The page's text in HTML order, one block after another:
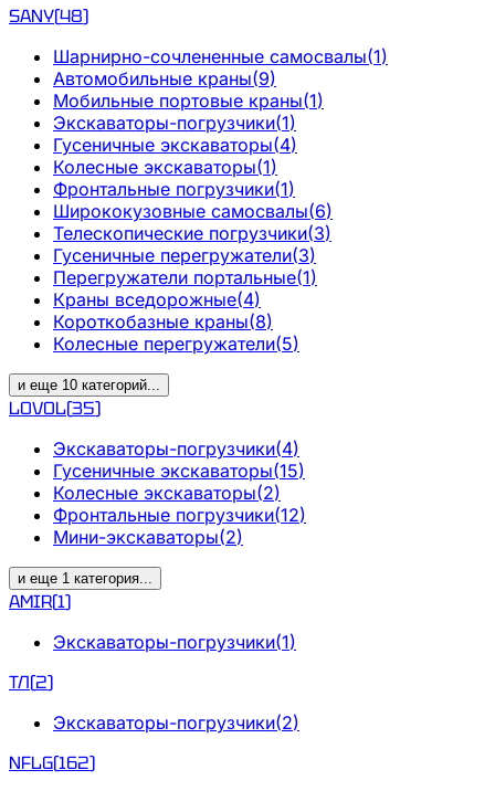
SANY(48)
Шарнирно-сочлененные самосвалы(1)
Автомобильные краны(9)
Мобильные портовые краны(1)
Экскаваторы-погрузчики(1)
Гусеничные экскаваторы(4)
Колесные экскаваторы(1)
Фронтальные погрузчики(1)
Ширококузовные самосвалы(6)
Телескопические погрузчики(3)
Гусеничные перегружатели(3)
Перегружатели портальные(1)
Краны вседорожные(4)
Короткобазные краны(8)
Колесные перегружатели(5)
и еще 10 категорий...
LOVOL(35)
Экскаваторы-погрузчики(4)
Гусеничные экскаваторы(15)
Колесные экскаваторы(2)
Фронтальные погрузчики(12)
Мини-экскаваторы(2)
и еще 1 категория...
AMIR(1)
Экскаваторы-погрузчики(1)
ТЛ(2)
Экскаваторы-погрузчики(2)
NFLG(162)